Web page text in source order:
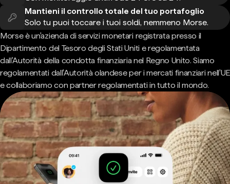
Mantieni il controllo totale del tuo portafoglio
Solo tu puoi toccare i tuoi soldi, nemmeno Morse.
Morse è un'azienda di servizi monetari registrata presso il
Dipartimento del Tesoro degli Stati Uniti e regolamentata
dall'Autorità della condotta finanziaria nel Regno Unito. Siamo
regolamentati dall'Autorità olandese per i mercati finanziari nell'UE
e collaboriamo con partner regolamentati in tutto il mondo.